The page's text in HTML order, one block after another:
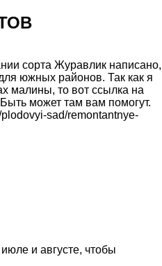
сорта Журавлик написано,
южных районов. Так как я
малины, то вот ссылка на
может там вам помогут.
sad/remontantnye-
и августе, чтобы